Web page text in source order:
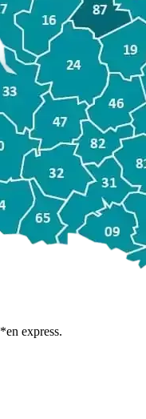
express.